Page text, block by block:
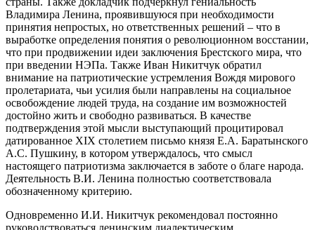
Владимира Ленина, проявившуюся при необходимости
принятия непростых, но ответственных решений – что в
выработке определения понятия о революционном восстании,
что при продвижении идеи заключения Брестского мира, что
при введении НЭПа. Также Иван Никитчук обратил
внимание на патриотические устремления Вождя мирового
пролетариата, чьи усилия были направлены на социальное
освобождение людей труда, на создание им возможностей
достойно жить и свободно развиваться. В качестве
подтверждения этой мысли выступающий процитировал
датированное XIX столетием письмо князя Е.А. Баратынского
А.С. Пушкину, в котором утверждалось, что смысл
настоящего патриотизма заключается в заботе о благе народа.
Деятельность В.И. Ленина полностью соответствовала
обозначенному критерию.
Одновременно И.И. Никитчук рекомендовал постоянно
руководствоваться ленинским диалектическим